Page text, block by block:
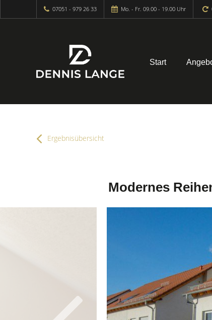
07051 - 979 26 33 Mo. - Fr. 09.00 - 19.00 Uhr
Start
Ergebnisübersicht
Modernes